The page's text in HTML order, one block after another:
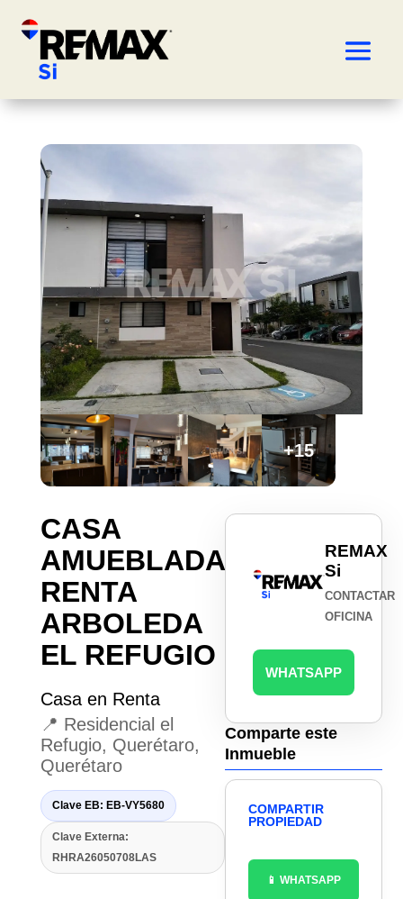
+15
CASA
AMUEBLADA
RENTA
ARBOLEDA
EL REFUGIO
Casa en Renta
📍 Residencial el
Refugio, Querétaro,
Querétaro
Clave EB: EB-VY5680
Clave Externa:
RHRA26050708LAS
REMAX
Si
CONTACTAR
OFICINA
WHATSAPP
Comparte este
Inmueble
COMPARTIR
PROPIEDAD
📱 WHATSAPP